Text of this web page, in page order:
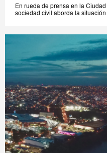
En rueda de prensa en la
sociedad civil aborda la